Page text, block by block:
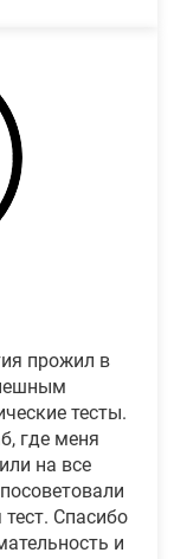
прожил в
тесты.
где меня
на все
Спасибо
и